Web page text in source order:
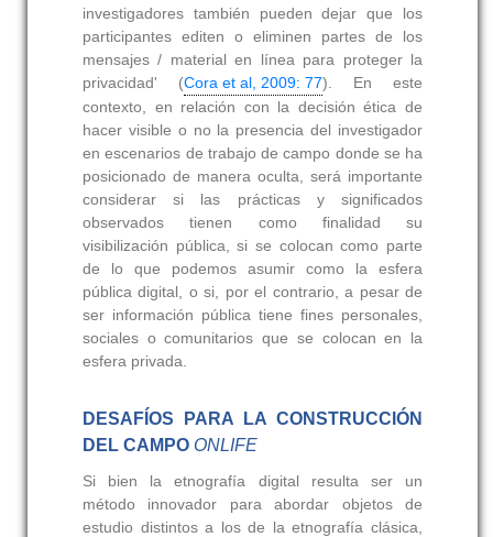
investigadores también pueden dejar que los
participantes editen o eliminen partes de los
mensajes / material en línea para proteger la
privacidad' (Cora et al, 2009: 77). En este
contexto, en relación con la decisión ética de
hacer visible o no la presencia del investigador
en escenarios de trabajo de campo donde se ha
posicionado de manera oculta, será importante
considerar si las prácticas y significados
observados tienen como finalidad su
visibilización pública, si se colocan como parte
de lo que podemos asumir como la esfera
pública digital, o si, por el contrario, a pesar de
ser información pública tiene fines personales,
sociales o comunitarios que se colocan en la
esfera privada.
DESAFÍOS PARA LA CONSTRUCCIÓN
DEL CAMPO ONLIFE
Si bien la etnografía digital resulta ser un
método innovador para abordar objetos de
estudio distintos a los de la etnografía clásica,